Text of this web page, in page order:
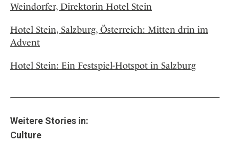
Weindorfer, Direktorin Hotel Stein
Hotel Stein, Salzburg, Österreich: Mitten drin im
Advent
Hotel Stein: Ein Festspiel-Hotspot in Salzburg
Weitere Stories in:
Culture